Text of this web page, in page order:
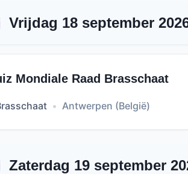
Vrijdag 18 september
Mondiale Raad Brasschaat
• Antwerpen (België)
Zaterdag 19 september